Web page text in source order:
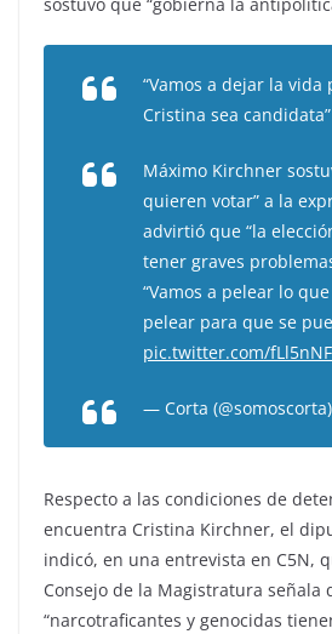
sostuvo que “gobierna la
“Vamos a dejar la vida
Cristina sea candidata”
Máximo Kirchner
quieren votar” a la
advirtió que “la
tener graves
“Vamos a pelear lo
pelear para que se
pic.twitter.com/
— Corta (@somoscorta)
Respecto a las condiciones de
encuentra Cristina Kirchner, el
indicó, en una entrevista en C5N,
Consejo de la Magistratura señala
“narcotraficantes y genocidas